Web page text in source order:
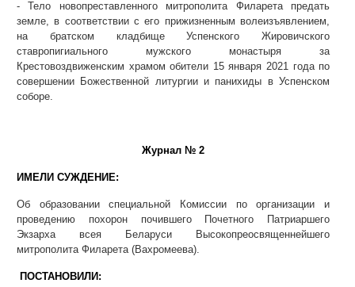
- Тело новопреставленного митрополита Филарета предать
земле, в соответствии с его прижизненным волеизъявлением,
на братском кладбище Успенского Жировичского
ставропигиального мужского монастыря за
Крестовоздвиженским храмом обители 15 января 2021 года по
совершении Божественной литургии и панихиды в Успенском
соборе.
Журнал № 2
ИМЕЛИ СУЖДЕНИЕ:
Об образовании специальной Комиссии по организации и
проведению похорон почившего Почетного Патриаршего
Экзарха всея Беларуси Высокопреосвященнейшего
митрополита Филарета (Вахромеева).
ПОСТАНОВИЛИ: